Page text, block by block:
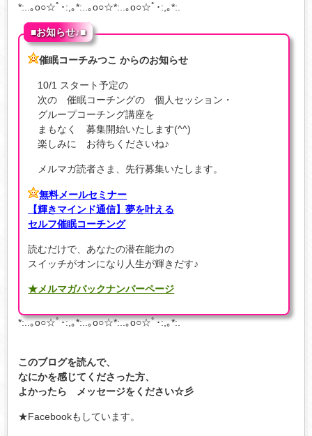
*:..｡o○☆ﾟ･:,｡*:..｡o○☆*:..｡o○☆ﾟ･:,｡*:.
■お知らせ♪■
催眠コーチみつこ からのお知らせ
10/1 スタート予定の
次の 催眠コーチングの 個人セッション・
グループコーチング講座を
まもなく 募集開始いたします(^^)
楽しみに お待ちくださいね♪
メルマガ読者さま、先行募集いたします。
無料メールセミナー
【輝きマインド通信】夢を叶える
セルフ催眠コーチング
読むだけで、あなたの潜在能力の
スイッチがオンになり人生が輝きだす♪
★メルマガバックナンバーページ
*:..｡o○☆ﾟ･:,｡*:..｡o○☆*:..｡o○☆ﾟ･:,｡*:.
このブログを読んで、
なにかを感じてくださった方、
よかったら メッセージをください☆彡
★Facebookもしています。